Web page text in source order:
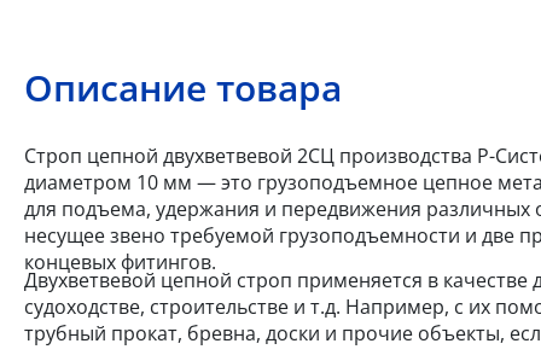
Описание товара
Строп цепной двухветвевой 2СЦ производства Р-
диаметром 10 мм — это грузоподъемное цепное
для подъема, удержания и передвижения различных
несущее звено требуемой грузоподъемности и две
концевых фитингов.
Двухветвевой цепной строп применяется в
судоходстве, строительстве и т.д. Например, с их
трубный прокат, бревна, доски и прочие объекты,